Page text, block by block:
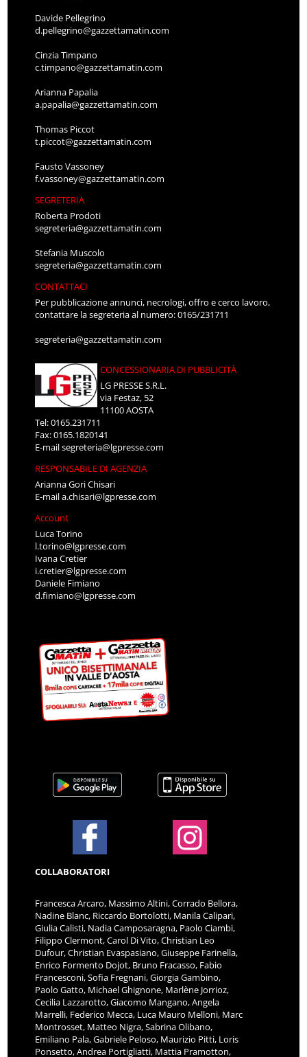
Davide Pellegrino
d.pellegrino@gazzettamatin.com
Cinzia Timpano
c.timpano@gazzettamatin.com
Arianna Papalia
a.papalia@gazzettamatin.com
Thomas Piccot
t.piccot@gazzettamatin.com
Fausto Vassoney
f.vassoney@gazzettamatin.com
SEGRETERIA
Roberta Prodoti
segreteria@gazzettamatin.com
Stefania Muscolo
segreteria@gazzettamatin.com
CONTATTACI
Per pubblicazione annunci, necrologi, offro e cerco lavoro,
contattare la segreteria al numero: 0165/231711
segreteria@gazzettamatin.com
CONCESSIONARIA DI PUBBLICITÀ
LG PRESSE S.R.L.
via Festaz, 52
11100 AOSTA
Tel: 0165.231711
Fax: 0165.1820141
E-mailsegreteria@lgpresse.com
RESPONSABILE DI AGENZIA
Arianna Gori Chisari
E-maila.chisari@lgpresse.com
Account
Luca Torino
l.torino@lgpresse.com
Ivana Cretier
i.cretier@lgpresse.com
Daniele Fimiano
d.fimiano@lgpresse.com
COLLABORATORI
Francesca Arcaro, Massimo Altini, Corrado Bellora,
Nadine Blanc, Riccardo Bortolotti, Manila Calipari,
Giulia Calisti, Nadia Camposaragna, Paolo Ciambi,
Filippo Clermont, Carol Di Vito, Christian Leo
Dufour, Christian Evaspasiano, Giuseppe Farinella,
Enrico Formento Dojot, Bruno Fracasso, Fabio
Francesconi, Sofia Fregnani, Giorgia Gambino,
Paolo Gatto, Michael Ghignone, Marlène Jorrioz,
Cecilia Lazzarotto, Giacomo Mangano, Angela
Marrelli, Federico Mecca, Luca Mauro Melloni, Marc
Montrosset, Matteo Nigra, Sabrina Olibano,
Emiliano Pala, Gabriele Peloso, Maurizio Pitti, Loris
Ponsetto, Andrea Portigliatti, Mattia Pramotton,